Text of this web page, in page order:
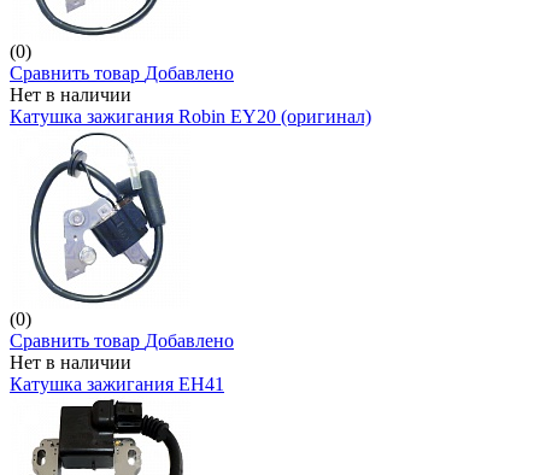
(0)
Сравнить товар Добавлено
Нет в наличии
Катушка зажигания Robin EY20 (оригинал)
(0)
Сравнить товар Добавлено
Нет в наличии
Катушка зажигания EH41